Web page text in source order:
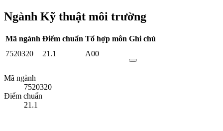
Ngành Kỹ thuật môi trường
Mã ngành Điểm chuẩn Tổ hợp môn Ghi chú
7520320
21.1 A00
Mã ngành
7520320
Điểm chuẩn
21.1